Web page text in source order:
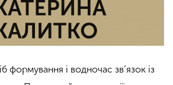
формування і водночас зв’язок із